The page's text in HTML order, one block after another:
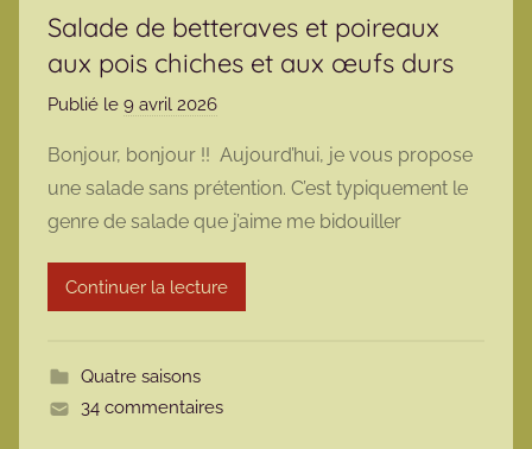
Salade de betteraves et poireaux
aux pois chiches et aux œufs durs
Publié le 9 avril 2026
r
m
a
r
m
e
Bonjour, bonjour !! Aujourd’hui, je vous propose
une salade sans prétention. C’est typiquement le
genre de salade que j’aime me bidouiller
Continuer la lecture
Quatre saisons
34 commentaires